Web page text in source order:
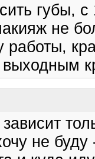
губы,
не
работы,
не